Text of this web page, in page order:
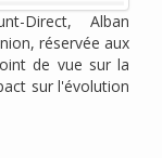
Direct, Alban
réservée aux
de vue sur la
sur l'évolution